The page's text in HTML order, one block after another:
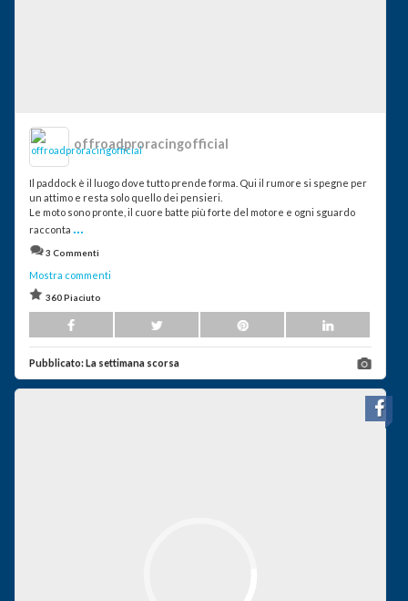
offroadproracingofficial
Il paddock è il luogo dove tutto prende forma. Qui il rumore si spegne per
un attimo e resta solo quello dei pensieri.
Le moto sono pronte, il cuore batte più forte del motore e ogni sguardo
racconta ...
3 Commenti
Mostra commenti
360 Piaciuto
Pubblicato:La settimana scorsa